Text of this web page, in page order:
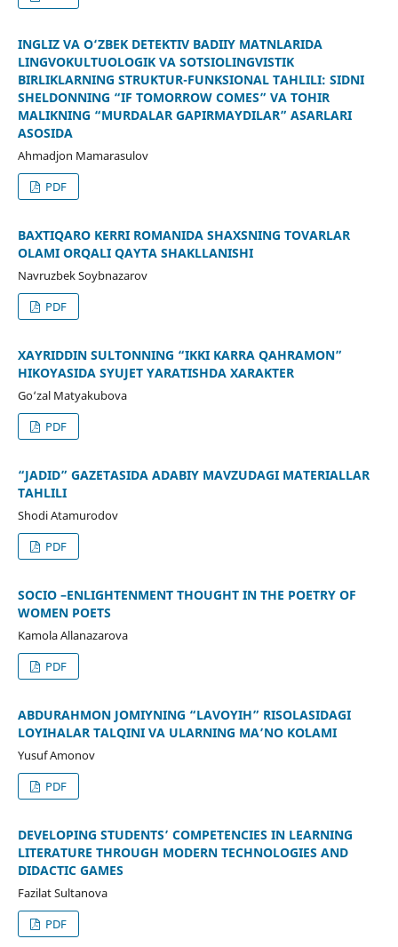
INGLIZ VA O‘ZBEK DETEKTIV BADIIY MATNLARIDA
LINGVOKULTUOLOGIK VA SOTSIOLINGVISTIK
BIRLIKLARNING STRUKTUR-FUNKSIONAL TAHLILI: SIDNI
SHELDONNING “IF TOMORROW COMES” VA TOHIR
MALIKNING “MURDALAR GAPIRMAYDILAR” ASARLARI
ASOSIDA
Ahmadjon Mamarasulov
PDF
BAXTIQARO KERRI ROMANIDA SHAXSNING TOVARLAR
OLAMI ORQALI QAYTA SHAKLLANISHI
Navruzbek Soybnazarov
PDF
XAYRIDDIN SULTONNING “IKKI KARRA QAHRAMON”
HIKOYASIDA SYUJET YARATISHDA XARAKTER
Go‘zal Matyakubova
PDF
“JADID” GAZETASIDA ADABIY MAVZUDAGI MATERIALLAR
TAHLILI
Shodi Atamurodov
PDF
SOCIO –ENLIGHTENMENT THOUGHT IN THE POETRY OF
WOMEN POETS
Kamola Allanazarova
PDF
ABDURAHMON JOMIYNING “LAVOYIH” RISOLASIDAGI
LOYIHALAR TALQINI VA ULARNING MAʼNO KOʻLAMI
Yusuf Amonov
PDF
DEVELOPING STUDENTS’ COMPETENCIES IN LEARNING
LITERATURE THROUGH MODERN TECHNOLOGIES AND
DIDACTIC GAMES
Fazilat Sultanova
PDF